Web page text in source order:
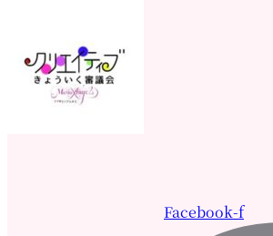
Facebook-f